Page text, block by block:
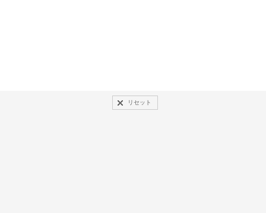
リセット